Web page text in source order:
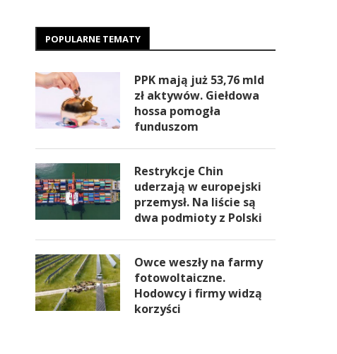
POPULARNE TEMATY
PPK mają już 53,76 mld
zł aktywów. Giełdowa
hossa pomogła
funduszom
Restrykcje Chin
uderzają w europejski
przemysł. Na liście są
dwa podmioty z Polski
Owce weszły na farmy
fotowoltaiczne.
Hodowcy i firmy widzą
korzyści